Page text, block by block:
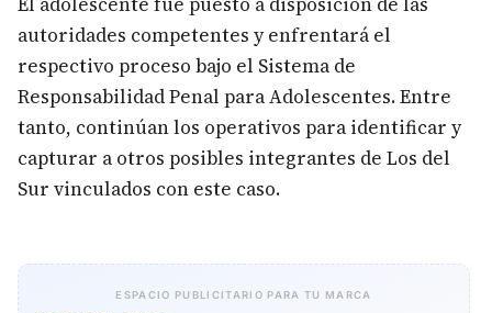
autoridades competentes y enfrentará el
respectivo proceso bajo el Sistema de
Responsabilidad Penal para Adolescentes. Entre
tanto, continúan los operativos para identificar y
capturar a otros posibles integrantes de Los del
Sur vinculados con este caso.
ESPACIO PUBLICITARIO PARA TU MARCA